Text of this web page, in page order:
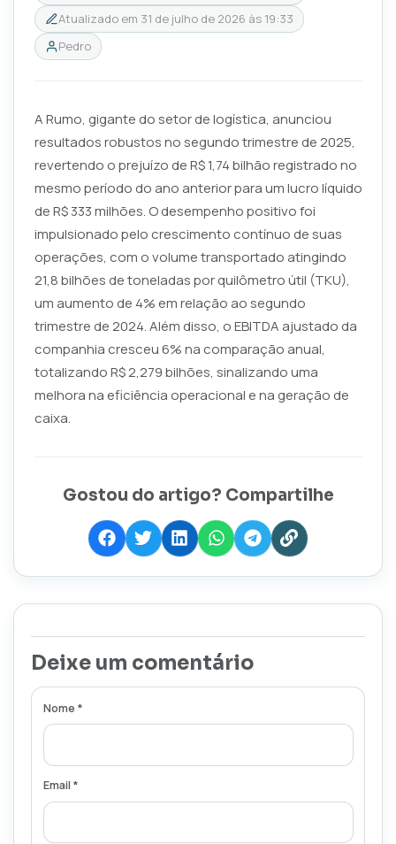
Atualizado em 31 de julho de 2026 às 19:33
Pedro
A Rumo, gigante do setor de logística, anunciou
resultados robustos no segundo trimestre de 2025,
revertendo o prejuízo de R$ 1,74 bilhão registrado no
mesmo período do ano anterior para um lucro líquido
de R$ 333 milhões. O desempenho positivo foi
impulsionado pelo crescimento contínuo de suas
operações, com o volume transportado atingindo
21,8 bilhões de toneladas por quilômetro útil (TKU),
um aumento de 4% em relação ao segundo
trimestre de 2024. Além disso, o EBITDA ajustado da
companhia cresceu 6% na comparação anual,
totalizando R$ 2,279 bilhões, sinalizando uma
melhora na eficiência operacional e na geração de
caixa.
Gostou do artigo? Compartilhe
Deixe um comentário
Nome *
Email *